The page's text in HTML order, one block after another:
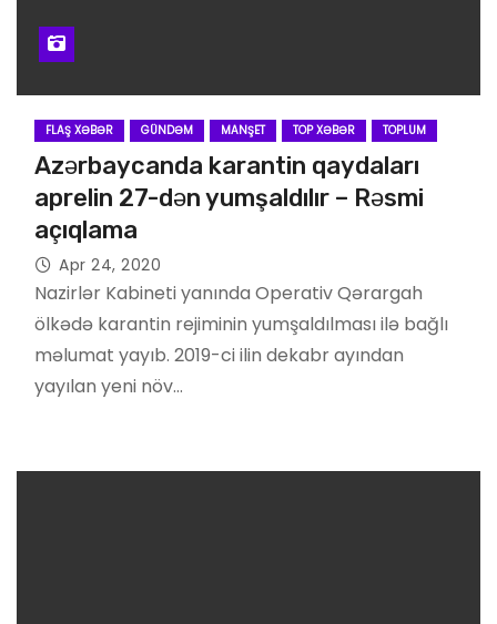
FLAŞ XƏBƏR GÜNDƏM MANŞET TOP XƏBƏR TOPLUM
Azərbaycanda karantin qaydaları
aprelin 27-dən yumşaldılır – Rəsmi
açıqlama
Apr 24, 2020
Nazirlər Kabineti yanında Operativ Qərargah
ölkədə karantin rejiminin yumşaldılması ilə bağlı
məlumat yayıb. 2019-ci ilin dekabr ayından
yayılan yeni növ…